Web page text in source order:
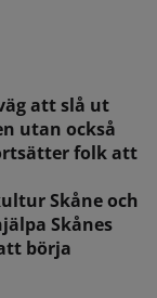
att slå ut
utan också
folk att
Skåne och
Skånes
börja